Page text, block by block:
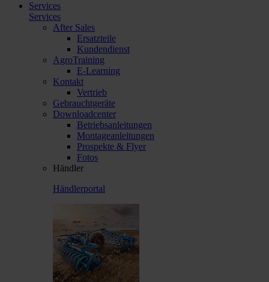
Services
Services
After Sales
Ersatzteile
Kundendienst
AgroTraining
E-Learning
Kontakt
Vertrieb
Gebrauchtgeräte
Downloadcenter
Betriebsanleitungen
Montageanleitungen
Prospekte & Flyer
Fotos
Händler
Händlerportal